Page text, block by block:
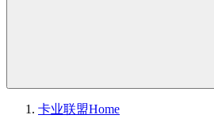
卡业联盟Home